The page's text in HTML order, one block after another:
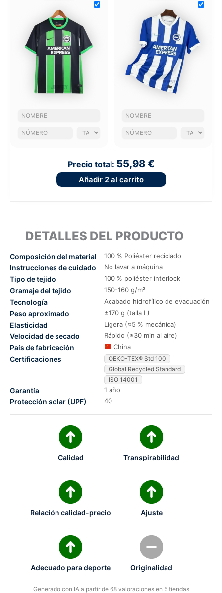
Precio total: 55,98 €
Añadir 2al carrito
DETALLES DEL PRODUCTO
Composición del material 100 % Poliéster reciclado
Instrucciones de cuidado No lavar a máquina
Tipo de tejido 100 % poliéster interlock
Gramaje del tejido 150-160 g/m²
Tecnología Acabado hidrofílico de evacuación
Peso aproximado ±170 g (talla L)
Elasticidad Ligera (≈5 % mecánica)
Velocidad de secado Rápido (≤30 min al aire)
País de fabricación China
Certificaciones
OEKO-TEX® Std 100
Global Recycled Standard
ISO 14001
Garantía 1 año
Protección solar (UPF) 40
Calidad Transpirabilidad
Relación calidad-precio Ajuste
Adecuado para deporte Originalidad
Generado con IA a partir de 68 valoraciones en 5 tiendas